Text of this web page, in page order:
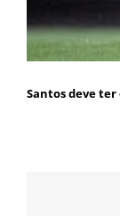
Santos deve